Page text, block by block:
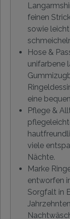
feinen
sowie
Hose &
unifarbene
eine
Pflege &
viele
Nächte.
Marke
entworfen
Sorgfalt in